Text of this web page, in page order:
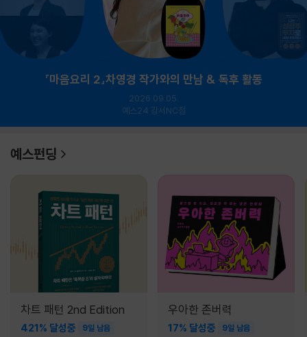
『마음요리 2』차영경 작가와의 만남 & 독후 활동
2026.09.05.
예스24 강서NC점
예스펀딩
차트 패턴 2nd Edition
421% 달성중 9일 남음
우아한 존버력
17% 달성중 9일 남음